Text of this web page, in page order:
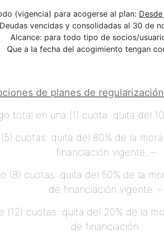
(vigencia) para acogerse al plan:
Deudas vencidas y consolidadas al 30 de
Alcance: para todo tipo de socios/
Que a la fecha del acogimiento tengan
de planes de
total en una (1) cuota: quita del
cuotas: quita del 80% de la
financiación vigente. –
cuotas: quita del 50% de la
de financiación vigente. –
cuotas: quita del 20% de la
de financiación.